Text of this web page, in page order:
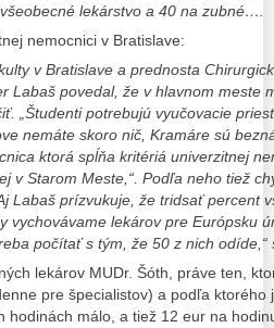
lekárstvo a 40 na zubné….
nemocnici v Bratislave:
v Bratislave a prednosta
Labaš povedal, že v hlavnom meste
„Študenti potrebujú vyučovacie
nemáte skoro nič, Kramáre sú
ktorá spĺňa kritériá univerzitnej
v Starom Meste,“. Podľa neho tiež
Labaš prízvukuje, že tridsať percent
vychovávame lekárov pre Európsku
počítať s tým, že 50 z nich
lekárov MUDr. Šóth, práve ten,
pre špecialistov) a podľa ktorého
hodinách málo, a tiež 12 eur na